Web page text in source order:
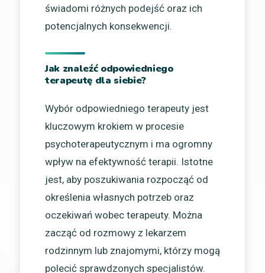
świadomi różnych podejść oraz ich
potencjalnych konsekwencji.
Jak znaleźć odpowiedniego
terapeutę dla siebie?
Wybór odpowiedniego terapeuty jest
kluczowym krokiem w procesie
psychoterapeutycznym i ma ogromny
wpływ na efektywność terapii. Istotne
jest, aby poszukiwania rozpocząć od
określenia własnych potrzeb oraz
oczekiwań wobec terapeuty. Można
zacząć od rozmowy z lekarzem
rodzinnym lub znajomymi, którzy mogą
polecić sprawdzonych specjalistów.